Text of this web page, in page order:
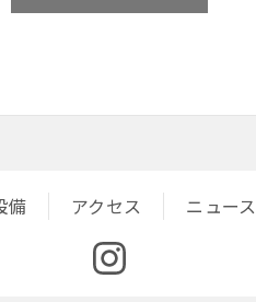
備 アクセス ニュース